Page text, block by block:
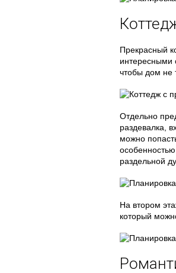
Прекрасный
интересными
чтобы дом не
Отдельно
раздевалка,
можно
раздельной
На втором
который